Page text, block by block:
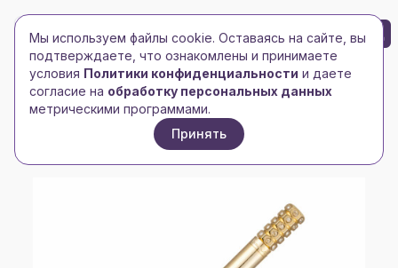
Toggle navigation
Toggle navigation
БРЕНД-ЛОГО 0
Главная/Ручки, карандаши, маркеры/
Ручки металлические/
Ручка шариковая Pierre Cardin GRACE, золотистый
Мы используем файлы cookie. Оставаясь на сайте, вы
подтверждаете, что ознакомлены и принимаете
условия Политики конфиденциальности и даете
согласие на обработку персональных данных
метрическими программами.
Принять